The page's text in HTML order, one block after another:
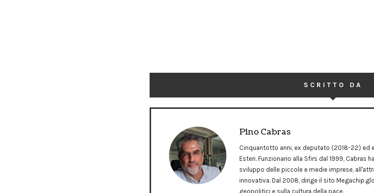
SCRITTO DA
Pino Cabras
Cinquantotto anni, ex deputato (2018-22) ed
Esteri. Funzionario alla Sfirs dal 1999,
sviluppo delle piccole e medie imprese,
innovativa. Dal 2008, dirige il sito
geopolitici e sulla cultura della pace.